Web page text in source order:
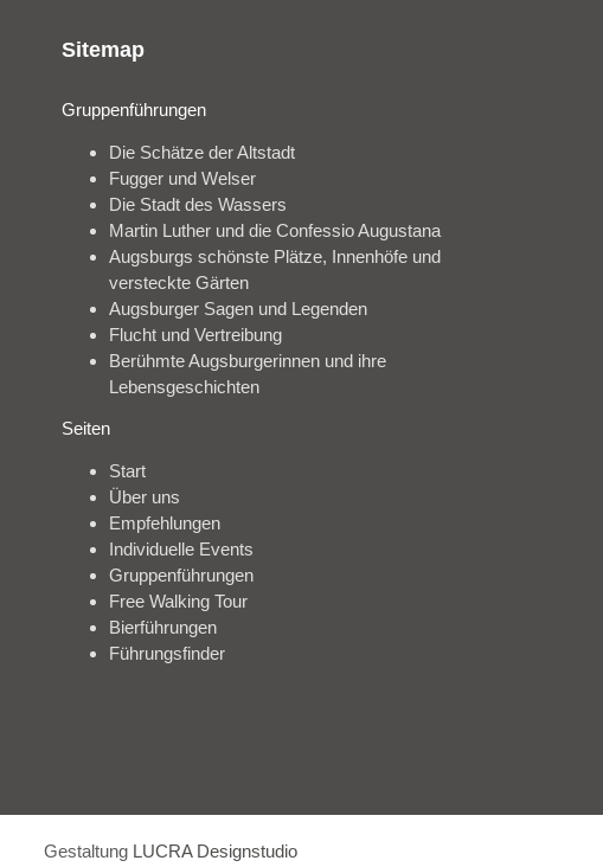
Sitemap
Gruppenführungen
Die Schätze der Altstadt
Fugger und Welser
Die Stadt des Wassers
Martin Luther und die Confessio Augustana
Augsburgs schönste Plätze, Innenhöfe und
versteckte Gärten
Augsburger Sagen und Legenden
Flucht und Vertreibung
Berühmte Augsburgerinnen und ihre
Lebensgeschichten
Seiten
Start
Über uns
Empfehlungen
Individuelle Events
Gruppenführungen
Free Walking Tour
Bierführungen
Führungsfinder
Gestaltung LUCRA Designstudio